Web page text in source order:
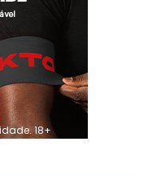
18+